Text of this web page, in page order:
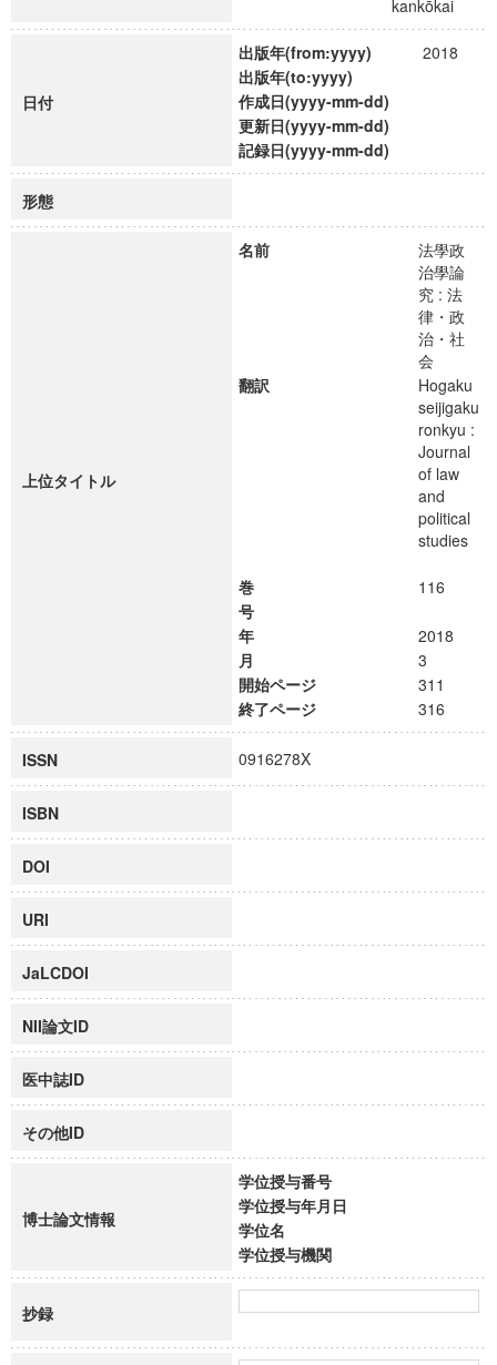
kankōkai
日付
出版年(from:yyyy)
2018
出版年(to:yyyy)
作成日(yyyy-mm-dd)
更新日(yyyy-mm-dd)
記録日(yyyy-mm-dd)
形態
上位タイトル
名前
法學政
治學論
究 : 法
律・政
治・社
会
翻訳
Hogaku
seijigaku
ronkyu :
Journal
of law
and
political
studies
巻
116
号
年
2018
月
3
開始ページ
311
終了ページ
316
ISSN 0916278X
ISBN
DOI
URI
JaLCDOI
NII論文ID
医中誌ID
その他ID
博士論文情報
学位授与番号
学位授与年月日
学位名
学位授与機関
抄録